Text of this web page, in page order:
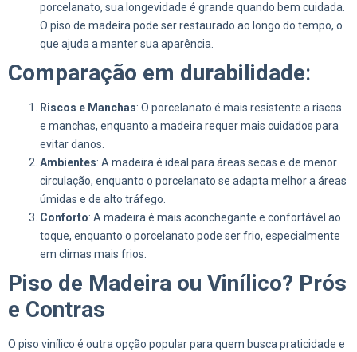
porcelanato, sua longevidade é grande quando bem cuidada.
O piso de madeira pode ser restaurado ao longo do tempo, o
que ajuda a manter sua aparência.
Comparação em durabilidade:
Riscos e Manchas: O porcelanato é mais resistente a riscos
e manchas, enquanto a madeira requer mais cuidados para
evitar danos.
Ambientes: A madeira é ideal para áreas secas e de menor
circulação, enquanto o porcelanato se adapta melhor a áreas
úmidas e de alto tráfego.
Conforto: A madeira é mais aconchegante e confortável ao
toque, enquanto o porcelanato pode ser frio, especialmente
em climas mais frios.
Piso de Madeira ou Vinílico? Prós
e Contras
O piso vinílico é outra opção popular para quem busca praticidade e